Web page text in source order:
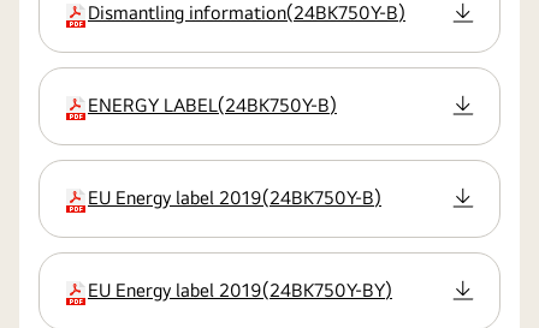
kiterjesztés
Dismantling information(24BK750Y-B)
kiterjesztés
ENERGY LABEL(24BK750Y-B)
kiterjesztés
EU Energy label 2019(24BK750Y-B)
kiterjesztés
EU Energy label 2019(24BK750Y-BY)